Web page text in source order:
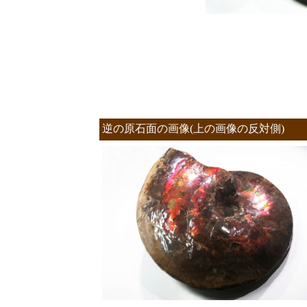
逆の原石面の画像(上の画像の反対側)